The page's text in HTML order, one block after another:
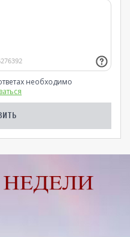
необходимо